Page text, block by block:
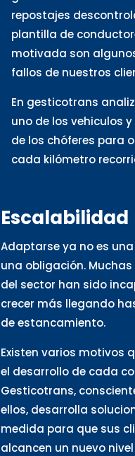
repostajes
plantilla de
motivada son
fallos de nuestros
En gesticotrans
uno de los vehiculos
de los chóferes para
cada kilómetro
Escalabilidad
Adaptarse ya no es una
una obligación.
del sector han sido
crecer más llegando
de estancamiento.
Existen varios motivos
el desarrollo de cada
Gesticotrans,
ellos, desarrolla
medida para que sus
alcancen un nuevo